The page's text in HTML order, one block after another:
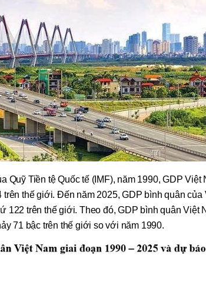
Quỹ Tiền tệ Quốc tế (IMF), năm 1990, GDP Việt
trên thế giới. Đến năm 2025, GDP bình quân của
122 trên thế giới. Theo đó, GDP bình quân Việt
71 bậc trên thế giới so với năm 1990.